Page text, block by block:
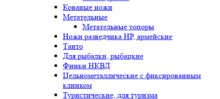
Кованые ножи
Метательные
Метательные топоры
Ножи разведчика НР, армейские
Танто
Для рыбалки, рыбацкие
Финки НКВД
Цельнометаллические с фиксированным
клинком
Туристические, для туризма